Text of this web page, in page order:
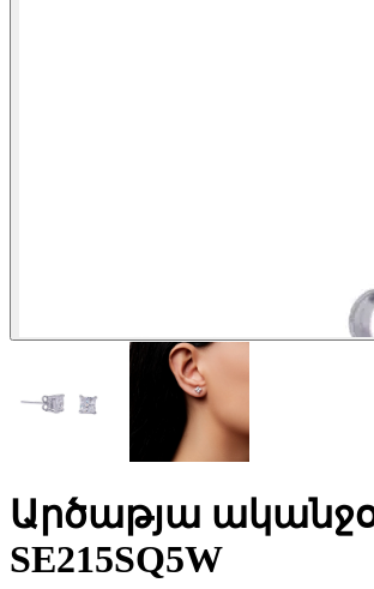
Արծաթյա
SE215SQ5W